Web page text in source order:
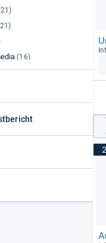
(16)
(15)